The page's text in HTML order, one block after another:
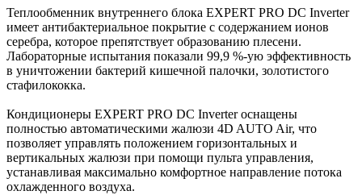
Теплообменник внутреннего блока EXPERT PRO DC Inverter
имеет антибактериальное покрытие с содержанием ионов
серебра, которое препятствует образованию плесени.
Лабораторные испытания показали 99,9 %-ую эффективность
в уничтожении бактерий кишечной палочки, золотистого
стафилококка.
Кондиционеры EXPERT PRO DC Inverter оснащены
полностью автоматическими жалюзи 4D AUTO Air, что
позволяет управлять положением горизонтальных и
вертикальных жалюзи при помощи пульта управления,
устанавливая максимально комфортное направление потока
охлажденного воздуха.